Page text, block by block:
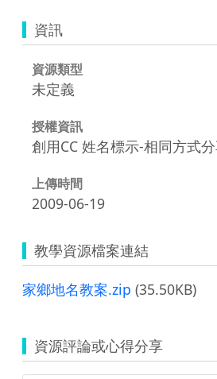
資訊
資源類型
未定義
授權資訊
創用CC 姓名標示-相同方式
上傳時間
2009-06-19
教學資源檔案連結
家鄉地名教案.zip (35.50KB)
資源評論或心得分享